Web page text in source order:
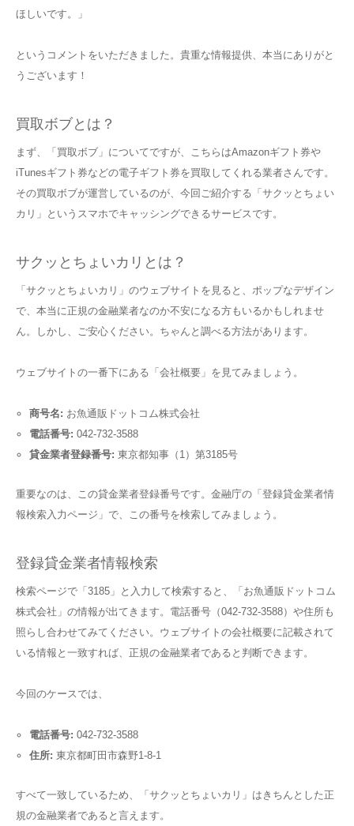
ほしいです。」
というコメントをいただきました。貴重な情報提供、本当にありがと
うございます！
買取ボブとは？
まず、「買取ボブ」についてですが、こちらはAmazonギフト券や
iTunesギフト券などの電子ギフト券を買取してくれる業者さんです。
その買取ボブが運営しているのが、今回ご紹介する「サクッとちょい
カリ」というスマホでキャッシングできるサービスです。
サクッとちょいカリとは？
「サクッとちょいカリ」のウェブサイトを見ると、ポップなデザイン
で、本当に正規の金融業者なのか不安になる方もいるかもしれませ
ん。しかし、ご安心ください。ちゃんと調べる方法があります。
ウェブサイトの一番下にある「会社概要」を見てみましょう。
商号名: お魚通販ドットコム株式会社
電話番号: 042-732-3588
貸金業者登録番号: 東京都知事（1）第3185号
重要なのは、この貸金業者登録番号です。金融庁の「登録貸金業者情
報検索入力ページ」で、この番号を検索してみましょう。
登録貸金業者情報検索
検索ページで「3185」と入力して検索すると、「お魚通販ドットコム
株式会社」の情報が出てきます。電話番号（042-732-3588）や住所も
照らし合わせてみてください。ウェブサイトの会社概要に記載されて
いる情報と一致すれば、正規の金融業者であると判断できます。
今回のケースでは、
電話番号: 042-732-3588
住所: 東京都町田市森野1-8-1
すべて一致しているため、「サクッとちょいカリ」はきちんとした正
規の金融業者であると言えます。